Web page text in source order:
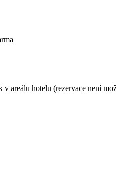
v areálu hotelu (rezervace není